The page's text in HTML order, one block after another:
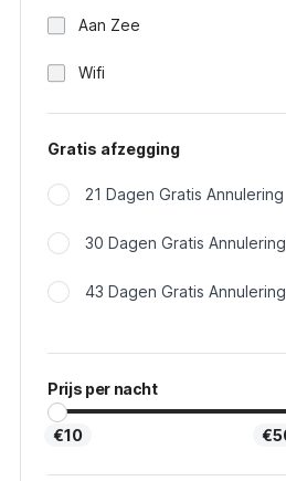
Aan Zee
Wifi
Gratis afzegging
21 Dagen Gratis Annulering
30 Dagen Gratis Annulering
43 Dagen Gratis Annulering
Prijs per nacht
€10